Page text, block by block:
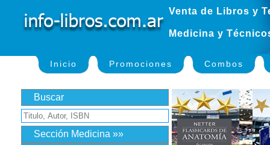
Venta de Libros y
Medicina y
Inicio Promociones Combos
Buscar
Sección Medicina »»